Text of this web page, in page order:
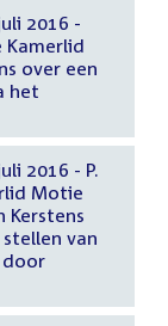
2016 -
Kamerlid
over een
het
2016 - P.
Motie
Kerstens
van